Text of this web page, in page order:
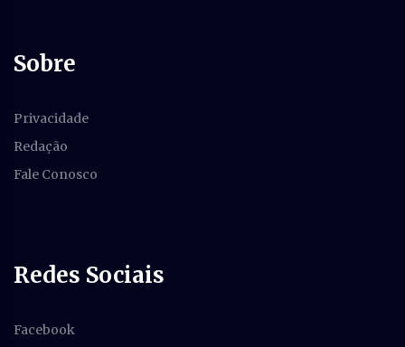
Sobre
Privacidade
Redação
Fale Conosco
Redes Sociais
Facebook